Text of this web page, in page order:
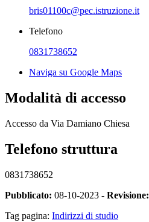
bris01100c@pec.istruzione.it
Telefono
0831738652
Naviga su Google Maps
Modalità di accesso
Accesso da Via Damiano Chiesa
Telefono struttura
0831738652
Pubblicato: 08-10-2023 - Revisione:
Tag pagina: Indirizzi di studio